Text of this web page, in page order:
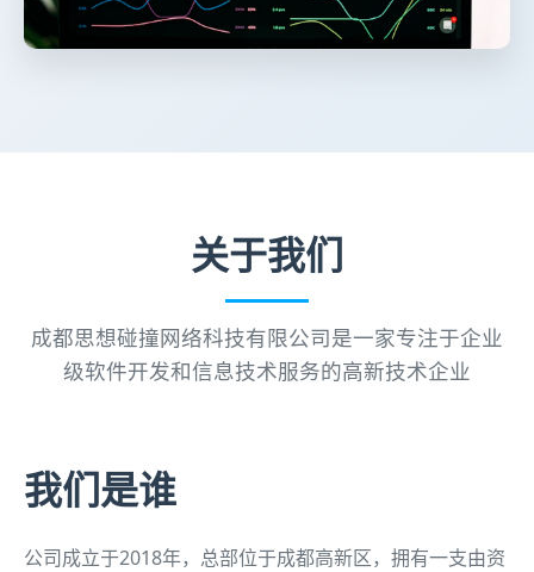
关于我们
成都思想碰撞网络科技有限公司是一家专注于企业
级软件开发和信息技术服务的高新技术企业
我们是谁
公司成立于2018年，总部位于成都高新区，拥有一支由资